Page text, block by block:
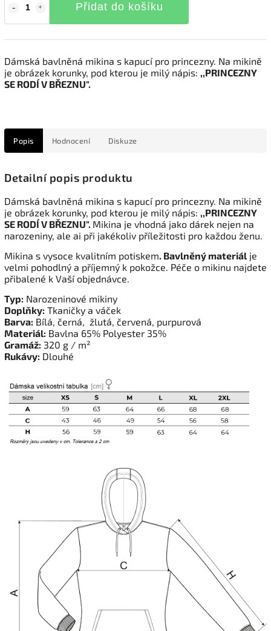
Přidat do košíku
Dámská bavlněná mikina s kapucí pro princezny. Na mikině
je obrázek korunky, pod kterou je milý nápis: ,,PRINCEZNY
SE RODÍ V BŘEZNU".
Popis Hodnocení Diskuze
Detailní popis produktu
Dámská bavlněná mikina s kapucí pro princezny. Na mikině
je obrázek korunky, pod kterou je milý nápis: ,,PRINCEZNY
SE RODÍ V BŘEZNU". Mikina je vhodná jako dárek nejen na
narozeniny, ale ai při jakékoliv příležitosti pro každou ženu.
Mikina s vysoce kvalitním potiskem. Bavlněný materiál je
velmi pohodlný a příjemný k pokožce. Péče o mikinu najdete
přibalené k Vaší objednávce.
Typ: Narozeninové mikiny
Doplňky: Tkaničky a váček
Barva: Bílá, černá, žlutá, červená, purpurová
Materiál: Bavlna 65% Polyester 35%
Gramáž: 320 g / m²
Rukávy: Dlouhé